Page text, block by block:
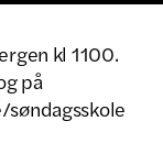
kl 1100.
på